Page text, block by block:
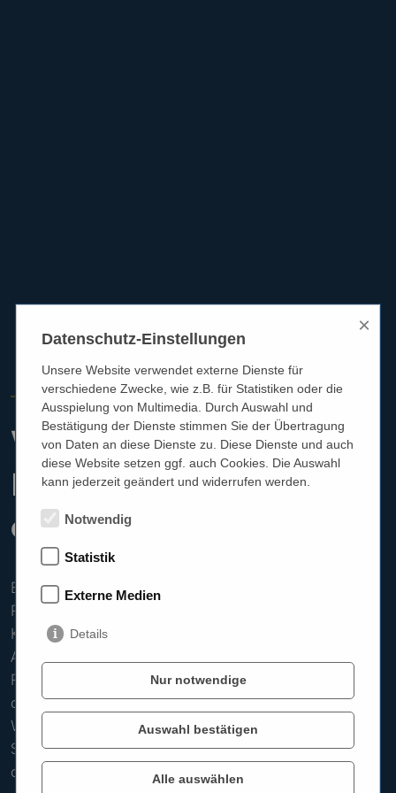
HÖRGERÄTE REICHART
Wir machen das
Hören für jedermann
einfach.
Bevor Sie ein neues Auto kaufen, machen Sie eine
Probefahrt. Doch was ist mit neuen Hörgeräten?
Können Sie die auch vor dem Kauf ausprobieren?
Aber ja! Sie bekommen von uns voll funktionsfähige
Probe-Hörgeräte, die Sie mit nach Hause nehmen
dürfen.
Welche Hörbedürfnisse Sie auch haben: Unsere
Spezialist*innen finden für Sie genau die Hörlösung,
die zu Ihnen passt!
Datenschutz-Einstellungen
×
Unsere Website verwendet externe Dienste für
verschiedene Zwecke, wie z.B. für Statistiken oder die
Ausspielung von Multimedia. Durch Auswahl und
Bestätigung der Dienste stimmen Sie der Übertragung
von Daten an diese Dienste zu. Diese Dienste und auch
diese Website setzen ggf. auch Cookies. Die Auswahl
kann jederzeit geändert und widerrufen werden.
Notwendig
Statistik
Externe Medien
Details
Nur notwendige
Auswahl bestätigen
Alle auswählen